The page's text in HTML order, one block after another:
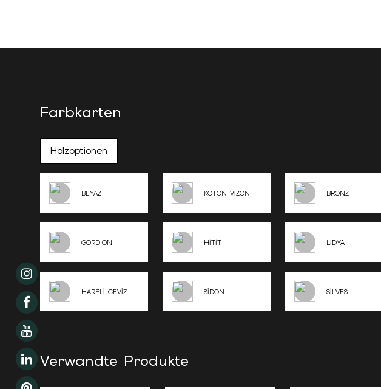
Farbkarten
Holzoptionen
BEYAZ KOTON VİZON BRONZ
GORDION HİTİT LİDYA
HARELİ CEVİZ SİDON SİLVES
Verwandte Produkte